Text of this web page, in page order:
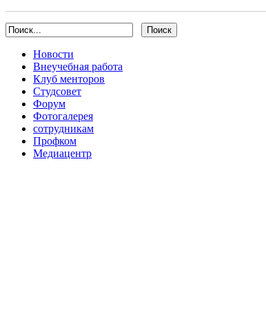
Новости
Внеучебная работа
Клуб менторов
Студсовет
Форум
Фотогалерея
сотрудникам
Профком
Медиацентр